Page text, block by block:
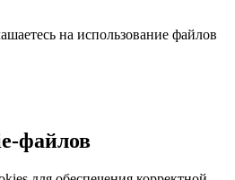
на использование файлов
файлов